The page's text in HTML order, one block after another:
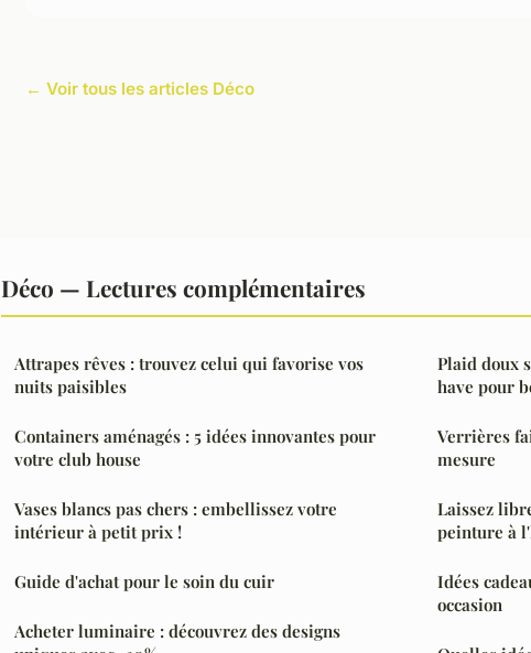
← Voir tous les articles Déco
Déco — Lectures complémentaires
Attrapes rêves : trouvez celui qui favorise vos
nuits paisibles
Containers aménagés : 5 idées innovantes pour
votre club house
Vases blancs pas chers : embellissez votre
intérieur à petit prix !
Guide d'achat pour le soin du cuir
Acheter luminaire : découvrez des designs
Plaid doux
have pour
Verrières
mesure
Laissez
peinture à
Idées
occasion